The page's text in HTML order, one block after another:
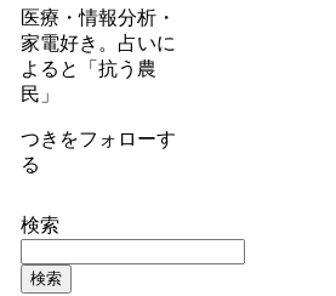
医療・情報分析・
家電好き。占いに
よると「抗う農
民」
つきをフォローす
る
検索
検索